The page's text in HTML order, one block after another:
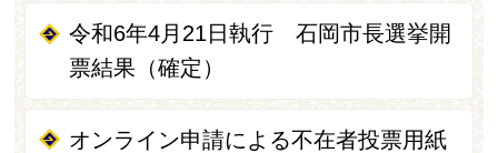
令和6年4月21日執行 石岡市長選挙開
票結果（確定）
オンライン申請による不在者投票用紙